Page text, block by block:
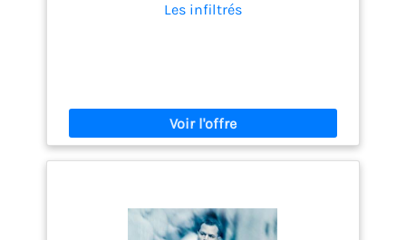
Les infiltrés